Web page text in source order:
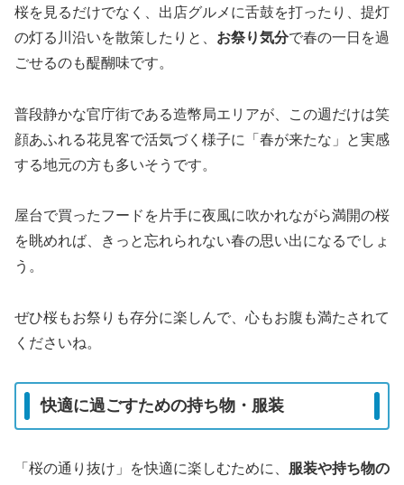
桜を見るだけでなく、出店グルメに舌鼓を打ったり、提灯
の灯る川沿いを散策したりと、 お祭り気分で春の一日を過
ごせるのも醍醐味です。
普段静かな官庁街である造幣局エリアが、この週だけは笑
顔あふれる花見客で活気づく様子に「春が来たな」と実感
する地元の方も多いそうです。
屋台で買ったフードを片手に夜風に吹かれながら満開の桜
を眺めれば、きっと忘れられない春の思い出になるでしょ
う。
ぜひ桜もお祭りも存分に楽しんで、心もお腹も満たされて
くださいね。
快適に過ごすための持ち物・服装
「桜の通り抜け」を快適に楽しむために、 服装や持ち物の